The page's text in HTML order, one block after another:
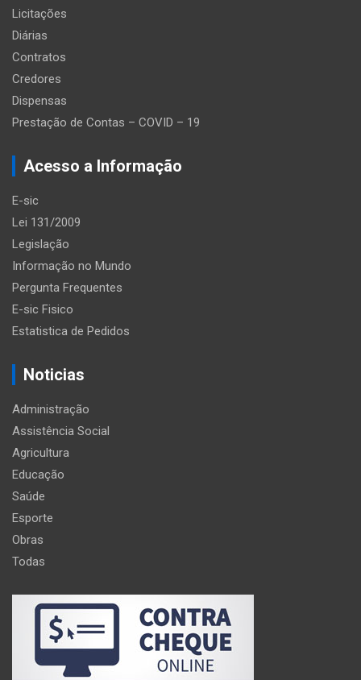
Licitações
Diárias
Contratos
Credores
Dispensas
Prestação de Contas – COVID – 19
Acesso a Informação
E-sic
Lei 131/2009
Legislação
Informação no Mundo
Pergunta Frequentes
E-sic Fisico
Estatistica de Pedidos
Noticias
Administração
Assistência Social
Agricultura
Educação
Saúde
Esporte
Obras
Todas